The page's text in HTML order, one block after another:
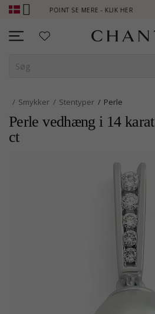
POINT SE MERE - KLIK HER
Smykker Stentyper Perle
Perle vedhæng i 14
ct